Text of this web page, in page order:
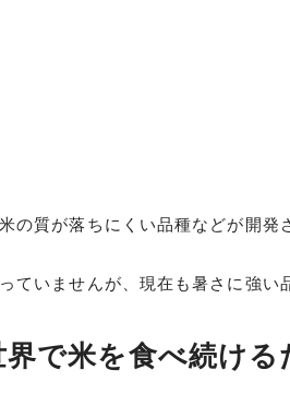
の質が落ちにくい品種などが開
ていませんが、現在も暑さに強い
で米を食べ続け